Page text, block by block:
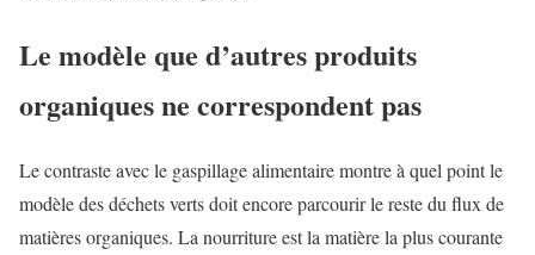
Le modèle que d’autres produits
organiques ne correspondent pas
Le contraste avec le gaspillage alimentaire montre à quel point le
modèle des déchets verts doit encore parcourir le reste du flux de
matières organiques. La nourriture est la matière la plus courante